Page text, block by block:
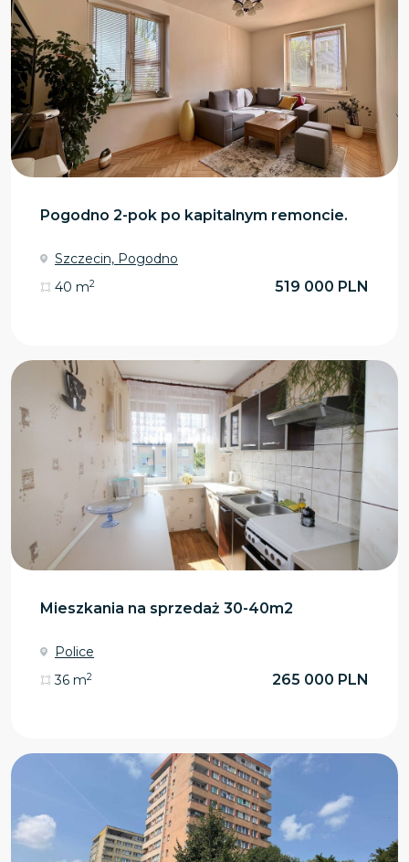
Pogodno 2-pok po kapitalnym remoncie.
Szczecin, Pogodno
40 m2 519 000 PLN
Mieszkania na sprzedaż 30-40m2
Police
36 m2 265 000 PLN